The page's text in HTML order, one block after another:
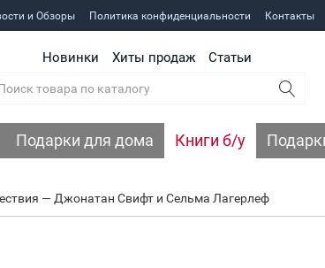
и Обзоры Политика конфиденциальности Контакты
Новинки Хиты продаж Статьи
Подарки для дома Книги б/у
— Джонатан Свифт и Сельма Лагерлеф